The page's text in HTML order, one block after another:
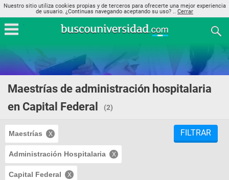
Nuestro sitio utiliza cookies propias y de terceros para ofrecerte una mejor experiencia
de usuario. ¿Continuas navegando aceptando su uso? .. Cerrar
Maestrías de administración hospitalaria
en Capital Federal
(2)
Maestrías
Administración Hospitalaria
Capital Federal
FILTRAR